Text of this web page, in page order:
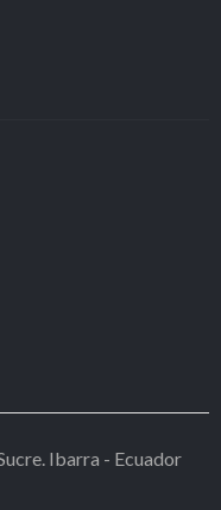
Ibarra - Ecuador